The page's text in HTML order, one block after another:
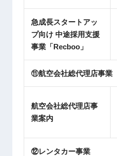
急成長スタートアッ
プ向け 中途採用支援
事業「Recboo」
⑪航空会社総代理店事業
航空会社総代理店事
業案内
⑫レンタカー事業